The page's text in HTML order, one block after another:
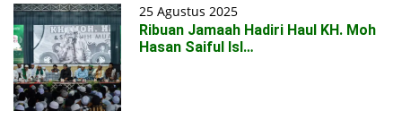
25 Agustus 2025
Ribuan Jamaah Hadiri Haul KH. Moh
Hasan Saiful Isl…